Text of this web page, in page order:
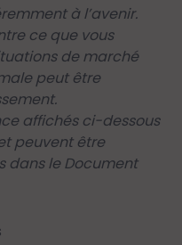
à l’avenir.
ce que vous
de marché
peut être
affichés ci-dessous
peuvent être
dans le Document